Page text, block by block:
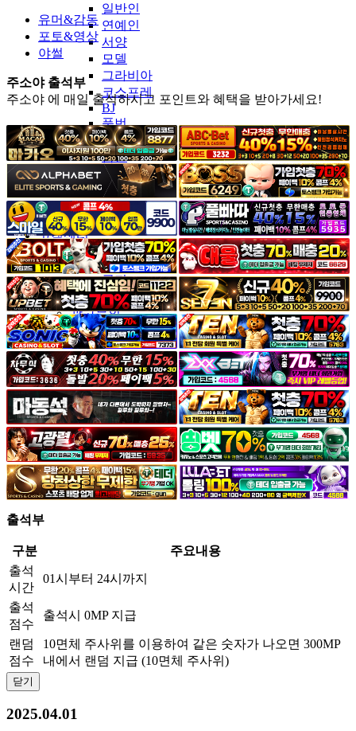
일반인
연예인
서양
모델
그라비아
코스프레
BJ
품번
후방주의
움짤
스포츠
기타
야썰
고객센터
공지&이벤트
공지
1:1문의
광고문의
유머&감동
포토&영상
야썰
주소야 출석부
주소야 에 매일 출석하시고 포인트와 혜택을 받아가세요!
출석부
구분
주요내용
출석
시간
01시부터 24시까지
출석
점수
출석시 0MP 지급
랜덤
점수
10면체 주사위를 이용하여 같은 숫자가 나오면 300MP
내에서 랜덤 지급 (10면체 주사위)
닫기
2025.04.01